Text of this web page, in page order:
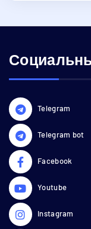
Telegram
Telegram bot
Facebook
Youtube
Instagram